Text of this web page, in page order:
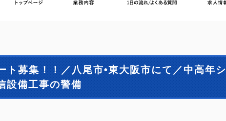
ト募集！！／八尾市•東大阪市にて／中高年シ
設備工事の警備